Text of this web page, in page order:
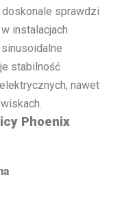
sprawdzi
instalacjach
stabilność
nawet
Phoenix